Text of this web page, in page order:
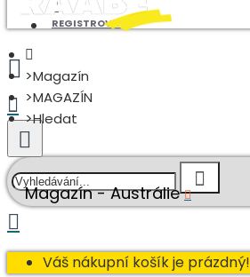
REGISTROVAT
Váš nákupní košík je prázdný!
Magazín
MAGAZÍN
Hledat
Magazín - Austrálie